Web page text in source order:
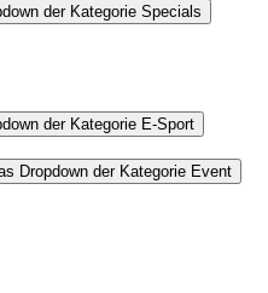
der Kategorie Specials
der Kategorie E-Sport
Dropdown der Kategorie Event